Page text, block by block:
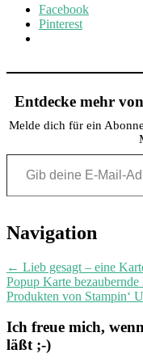
Facebook
Pinterest
Entdecke mehr
Melde dich für ein
Gib deine E-Mail-Adresse ein ...
Post
Navigation
← Lieb gesagt – eine
Popup Karte
Produkten von Stampin‘
Ich freue mich,
läßt ;-)